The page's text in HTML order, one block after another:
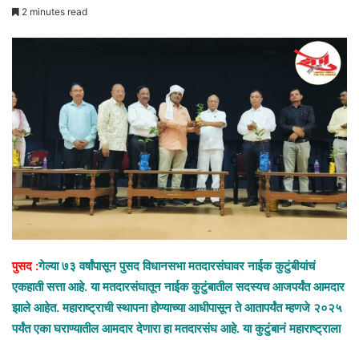
e
m
a
i
l
2 minutes read
पुसद :गेल्या ७३ वर्षांपासून पुसद विधानसभा मतदारसंघावर नाईक कुटुंबीयांचं
एकहाती सत्ता आहे. या मतदारसंघातून नाईक कुटुंबातील सदस्यच आजपर्यंत आमदार
झाले आहेत. महाराष्ट्राची स्थापना होण्याच्या आधीपासून ते आतापर्यंत म्हणजे २०२५
पर्यंत एका घराण्यातील आमदार देणारा हा मतदारसंघ आहे. या कुटुंबानं महाराष्ट्राला